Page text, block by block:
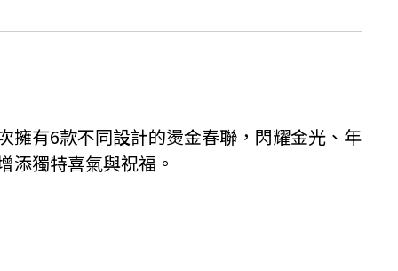
擁有6款不同設計的燙金春聯，閃耀金光、年
添獨特喜氣與祝福。